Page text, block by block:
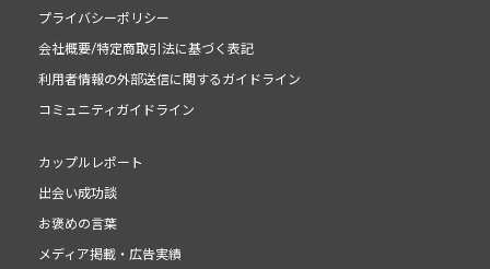
プライバシーポリシー
会社概要/特定商取引法に基づく表記
利用者情報の外部送信に関するガイドライン
コミュニティガイドライン
カップルレポート
出会い成功談
お褒めの言葉
メディア掲載・広告実績